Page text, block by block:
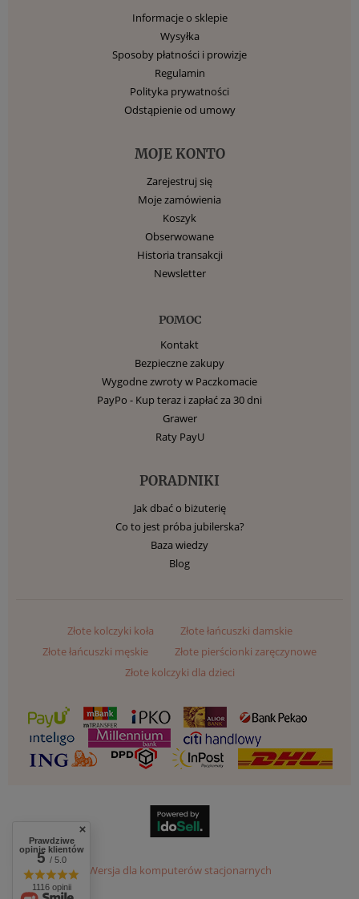
Informacje o sklepie
Wysyłka
Sposoby płatności i prowizje
Regulamin
Polityka prywatności
Odstąpienie od umowy
MOJE KONTO
Zarejestruj się
Moje zamówienia
Koszyk
Obserwowane
Historia transakcji
Newsletter
POMOC
Kontakt
Bezpieczne zakupy
Wygodne zwroty w Paczkomacie
PayPo - Kup teraz i zapłać za 30 dni
Grawer
Raty PayU
PORADNIKI
Jak dbać o biżuterię
Co to jest próba jubilerska?
Baza wiedzy
Blog
Złote kolczyki koła
Złote łańcuszki damskie
Złote łańcuszki męskie
Złote pierścionki zaręczynowe
Złote kolczyki dla dzieci
Wersja dla komputerów stacjonarnych
Prawdziwe
opinie klientów
5/ 5.0
1116 opinii